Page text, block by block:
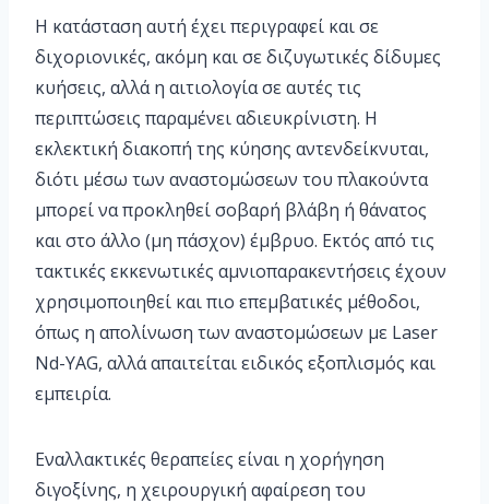
Η κατάσταση αυτή έχει περιγραφεί και σε
διχοριονικές, ακόμη και σε διζυγωτικές δίδυμες
κυήσεις, αλλά η αιτιολογία σε αυτές τις
περιπτώσεις παραμένει αδιευκρίνιστη. Η
εκλεκτική διακοπή της κύησης αντενδείκνυται,
διότι μέσω των αναστομώσεων του πλακούντα
μπορεί να προκληθεί σοβαρή βλάβη ή θάνατος
και στο άλλο (μη πάσχον) έμβρυο. Εκτός από τις
τακτικές εκκενωτικές αμνιοπαρακεντήσεις έχουν
χρησιμοποιηθεί και πιο επεμβατικές μέθοδοι,
όπως η απολίνωση των αναστομώσεων με Laser
Nd-YAG, αλλά απαιτείται ειδικός εξοπλισμός και
εμπειρία.
Εναλλακτικές θεραπείες είναι η χορήγηση
διγοξίνης, η χειρουργική αφαίρεση του